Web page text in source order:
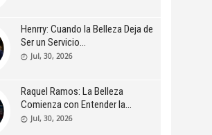
Henrry: Cuando la Belleza Deja de
Ser un Servicio
Jul, 30, 2026
Raquel Ramos: La Belleza
Comienza con Entender la
Jul, 30, 2026